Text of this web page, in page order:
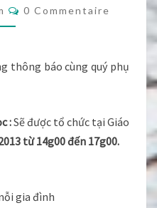
2014
Commentaires
0 Commentaire
thông báo cùng quý phụ
:Sẽ được tổ chức tại Giáo
từ 14g00 đến 17g00.
gia đình